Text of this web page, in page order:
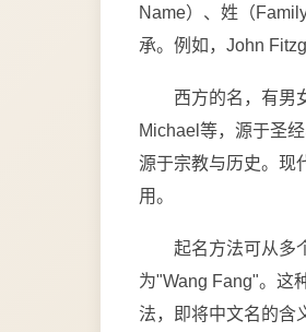
Name）、姓（
承。例如，John
西方的名，有男
Michael等，源于圣
源于宗教与历史。现
用。
起名方法可从多
为"Wang Fang"。这
法，即将中文名的含